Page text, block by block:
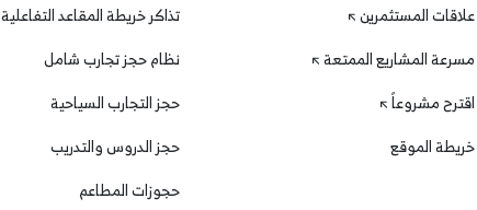
موقع وزارة الصحة
هذه التجربة، فيرجى الاتصال بفريق دعم العملاء عبر واتساب
علاقات المستثمرين
مسرعة المشاريع الممتعة
اقترح مشروعاً
خريطة الموقع
تذاكر خريطة المقاعد التفاعلية
نظام حجز تجارب شامل
حجز التجارب السياحية
حجز الدروس والتدريب
حجوزات المطاعم